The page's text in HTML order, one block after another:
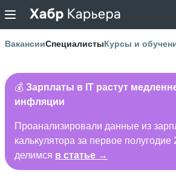
ВакансииСпециалистыКурсы и
💰 Зарплаты в IT растут
инфляции
Проанализировали данные из
калькулятора за первое полугодие
делимся в статье →